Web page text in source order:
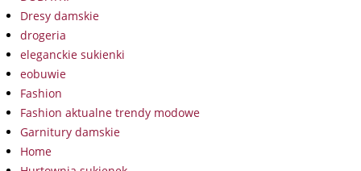
Dresy damskie
drogeria
eleganckie sukienki
eobuwie
Fashion
Fashion aktualne trendy modowe
Garnitury damskie
Home